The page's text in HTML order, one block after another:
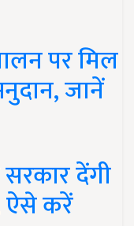
पर मिल
जानें
सरकार देंगी
ऐसे करें